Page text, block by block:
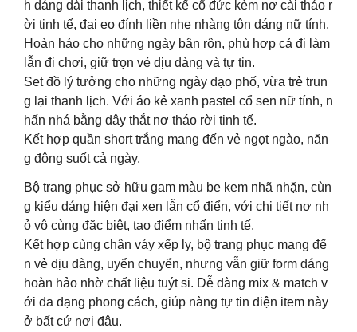
h dáng dài thanh lịch, thiết kế cổ đức kèm nơ cài tháo r
ời tinh tế, đai eo đính liền nhẹ nhàng tôn dáng nữ tính.
Hoàn hảo cho những ngày bận rộn, phù hợp cả đi làm
lẫn đi chơi, giữ trọn vẻ dịu dàng và tự tin.
Set đồ lý tưởng cho những ngày dạo phố, vừa trẻ trun
g lại thanh lịch. Với áo kẻ xanh pastel cổ sen nữ tính, n
hấn nhá bằng dây thắt nơ tháo rời tinh tế.
Kết hợp quần short trắng mang đến vẻ ngọt ngào, năn
g động suốt cả ngày.
Bộ trang phục sở hữu gam màu be kem nhã nhặn, cùn
g kiểu dáng hiện đại xen lẫn cổ điển, với chi tiết nơ nh
ỏ vô cùng đặc biệt, tạo điểm nhấn tinh tế.
Kết hợp cùng chân váy xếp ly, bộ trang phục mang đế
n vẻ dịu dàng, uyển chuyển, nhưng vẫn giữ form dáng
hoàn hảo nhờ chất liệu tuýt si. Dễ dàng mix & match v
ới đa dạng phong cách, giúp nàng tự tin diện item này
ở bất cứ nơi đâu.